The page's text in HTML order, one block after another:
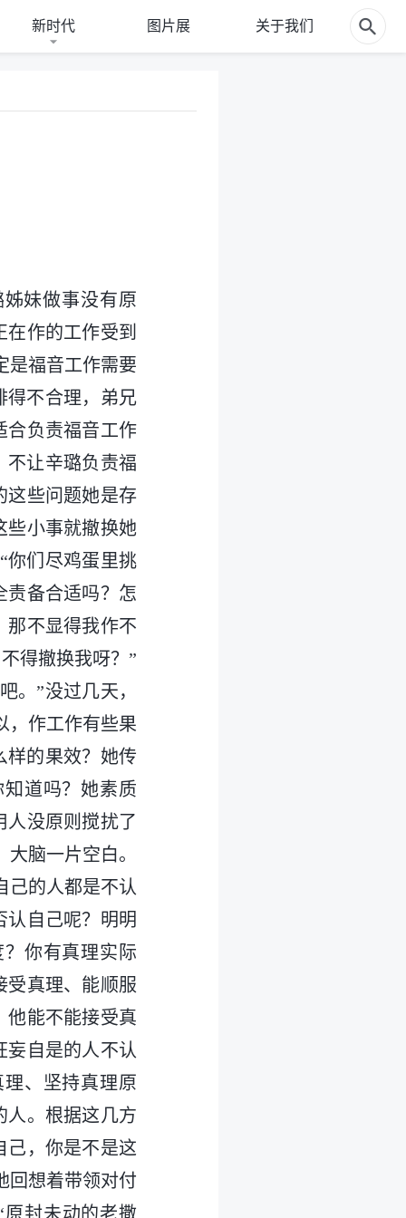
新时代 图片展 关于我们
妹做事没有原
作的工作受到
是福音工作需要
得不合理，弟兄
合负责福音工作
不让辛璐负责福
这些问题她是存
些小事就撤换她
你们尽鸡蛋里挑
责备合适吗？怎
那不显得我作不
得撤换我呀？”
。”没过几天，
，作工作有些果
样的果效？她传
道吗？她素质
人没原则搅扰了
脑一片空白。
己的人都是不认
自己呢？明明
你有真理实际
受真理、能顺服
他能不能接受真
妄自是的人不认
、坚持真理原
人。根据这几方
己，你是不是这
回想着带领对付
原封未动的老撒